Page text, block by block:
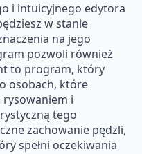
i intuicyjnego edytora
w stanie
na jego
pozwoli również
to program, który
osobach, które
i
tego
zachowanie pędzli,
spełni oczekiwania